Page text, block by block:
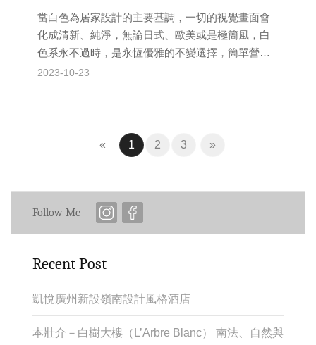
當白色為居家設計的主要基調，一切的視覺畫面會
化成清新、純淨，無論日式、歐美或是極簡風，白
色系永不過時，是永恆優雅的不變選擇，簡單營造
出生活的美好。 白色是一個多功能的色系，它與任
2023-10-23
«Previous
1 (current)
2 3 »Next
Follow Me
Recent Post
凱悅廣州新設嶺南設計風格酒店
本壯介－白樹大樓（L’Arbre Blanc） 南法、自然與